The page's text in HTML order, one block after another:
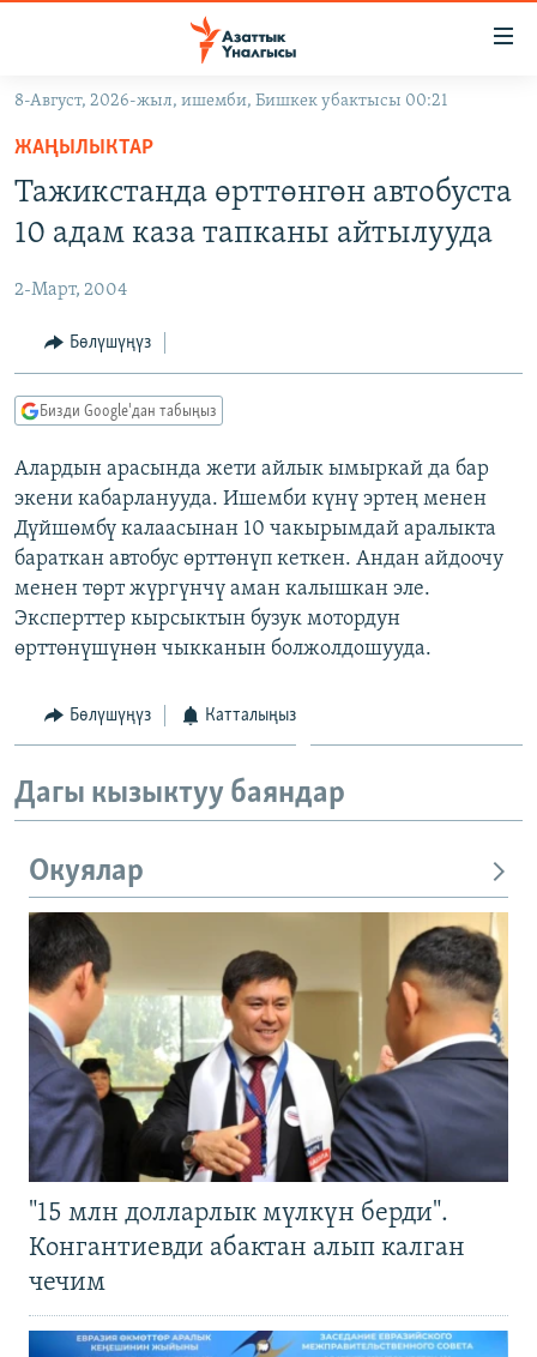
Навигацияга
өтүңүз
Издөөгө
салыңыз
ЭКОНОМИКА
МАДАНИЯТ
БОРБОР АЗИЯ
АТАЙЫН ИЛИКТӨӨ
ТВ ПРОГРАММАЛАР
ЭКСПЕРТТЕР ТАЛДАЙТ
БИЗ ЖАНА ДҮЙНӨ
ДАНИСТЕ
ЭЖЕ-СИҢДИЛЕР
АЗАТТЫК+
ЫҢГАЙСЫЗ СУРООЛОР
ӨЗГӨЧӨ ПИКИР
Русский
ОНЛАЙН ШЕРИНЕ
ЭЕ/АРнун бардык сайттары
8-Август, 2026-жыл, ишемби, Бишкек убактысы 00:21
ЖАҢЫЛЫКТАР
Тажикстанда өрттөнгөн автобуста
10 адам каза тапканы айтылууда
2-Март, 2004
Бөлүшүңүз
Бизди Google'дан табыңыз
Алардын арасында жети айлык ымыркай да бар
экени кабарланууда. Ишемби күнү эртең менен
Дүйшөмбү калаасынан 10 чакырымдай аралыкта
бараткан автобус өрттөнүп кеткен. Андан айдоочу
менен төрт жүргүнчү аман калышкан эле.
Эксперттер кырсыктын бузук мотордун
өрттөнүшүнөн чыкканын болжолдошууда.
Бөлүшүңүз Катталыңыз
Дагы кызыктуу баяндар
Окуялар
"15 млн долларлык мүлкүн берди".
Конгантиевди абактан алып калган
чечим